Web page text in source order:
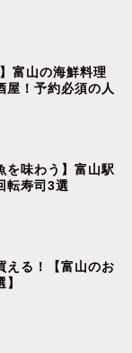
富山の海鮮料理
屋！予約必須の人
を味わう】富山駅
転寿司3選
える！【富山のお